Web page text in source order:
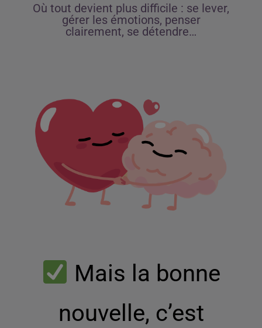
Où tout devient plus difficile : se lever,
gérer les émotions, penser
clairement, se détendre…
Mais la bonne
nouvelle, c’est